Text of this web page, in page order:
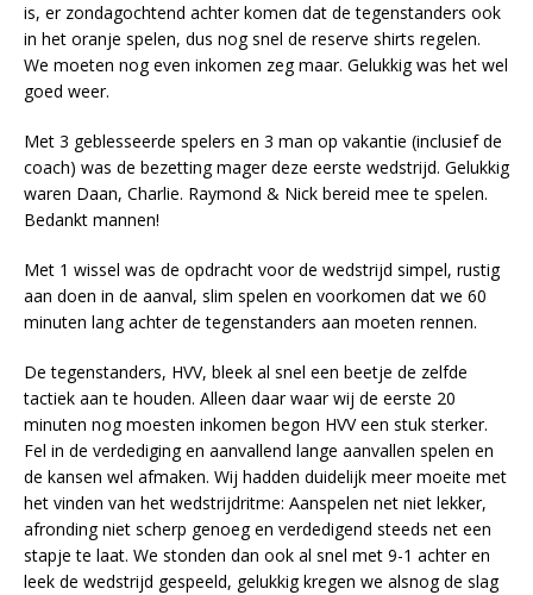
is, er zondagochtend achter komen dat de tegenstanders ook
in het oranje spelen, dus nog snel de reserve shirts regelen.
We moeten nog even inkomen zeg maar. Gelukkig was het wel
goed weer.
Met 3 geblesseerde spelers en 3 man op vakantie (inclusief de
coach) was de bezetting mager deze eerste wedstrijd. Gelukkig
waren Daan, Charlie. Raymond & Nick bereid mee te spelen.
Bedankt mannen!
Met 1 wissel was de opdracht voor de wedstrijd simpel, rustig
aan doen in de aanval, slim spelen en voorkomen dat we 60
minuten lang achter de tegenstanders aan moeten rennen.
De tegenstanders, HVV, bleek al snel een beetje de zelfde
tactiek aan te houden. Alleen daar waar wij de eerste 20
minuten nog moesten inkomen begon HVV een stuk sterker.
Fel in de verdediging en aanvallend lange aanvallen spelen en
de kansen wel afmaken. Wij hadden duidelijk meer moeite met
het vinden van het wedstrijdritme: Aanspelen net niet lekker,
afronding niet scherp genoeg en verdedigend steeds net een
stapje te laat. We stonden dan ook al snel met 9-1 achter en
leek de wedstrijd gespeeld, gelukkig kregen we alsnog de slag